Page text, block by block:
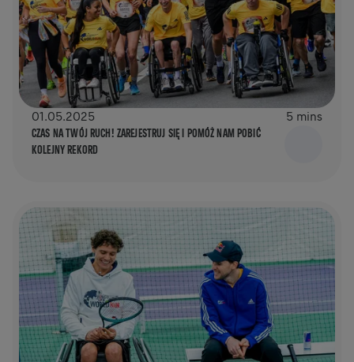
01.05.2025 5 mins
CZAS NA TWÓJ RUCH! ZAREJESTRUJ SIĘ I POMÓŻ NAM POBIĆ
KOLEJNY REKORD